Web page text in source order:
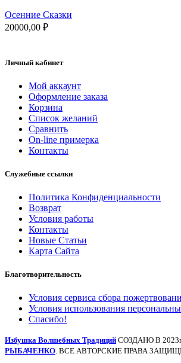
Осенние Сказки
20000,00 ₽
Личный кабинет
Мой аккаунт
Оформление заказа
Корзина
Список желаний
Сравнить
On-line примерка
Контакты
Служебные ссылки
Политика Конфиденциальности
Возврат
Условия работы
Контакты
Новые Статьи
Карта Сайта
Благотворительность
Условия сервиса сбора
Условия использования
Спасибо!
Избушка Волшебных Традиций СОЗДАНО В
РЫБАЧЕНКО. ВСЕ АВТОРСКИЕ ПРАВА